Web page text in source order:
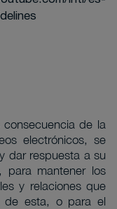
de la
electrónicos, se
dar respuesta a su
para mantener los
y relaciones que
de esta, o para el